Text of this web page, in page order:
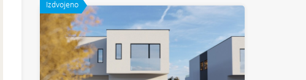
Izdvojeno